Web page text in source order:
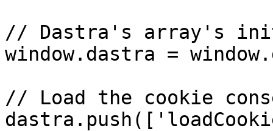
// Dastra's array's
window.dastra =
// Load the cookie